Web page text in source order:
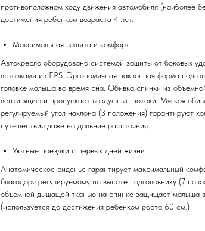
противоположном ходу движения автомобиля (наиболее
достижения ребенком возраста 4 лет.
Максимальная защита и комфорт
Автокресло оборудовано системой защиты от боковых
вставками из EPS. Эргономичная наклонная форма
головке малыша во время сна. Обивка спинки из
вентиляцию и пропускает воздушные потоки. Мягкая
регулируемый угол наклона (3 положения) гарантируют
путешествия даже на дальние расстояния.
Уютные поездки с первых дней жизни
Анатомическое сиденье гарантирует максимальный
благодаря регулируемому по высоте подголовнику (7
объемной дышащей тканью на спинке защищает малыша
(используется до достижения ребенком роста 60 см.)